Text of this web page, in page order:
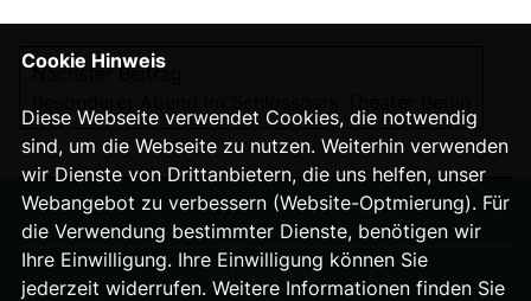
Nächster Beitrag
IMPRESSUM
Cookie Hinweis
Diese Webseite verwendet Cookies, die notwendig
sind, um die Webseite zu nutzen. Weiterhin verwenden
wir Dienste von Drittanbietern, die uns helfen, unser
Webangebot zu verbessern (Website-Optmierung). Für
die Verwendung bestimmter Dienste, benötigen wir
Ihre Einwilligung. Ihre Einwilligung können Sie
jederzeit widerrufen. Weitere Informationen finden Sie